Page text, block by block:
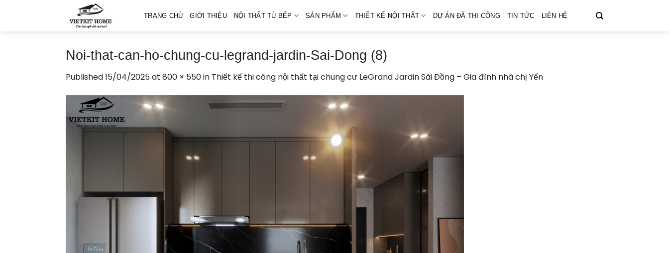
TRANG CHỦ GIỚI THIỆU NỘI THẤT TỦ BẾP SẢN PHẨM THIẾT KẾ NỘI THẤT DỰ ÁN ĐÃ THI CÔNG TIN TỨC LIÊN HỆ
Noi-that-can-ho-chung-cu-legrand-jardin-Sai-Dong (8)
Published15/04/2025at 800 × 550in Thiết kế thi công nội thất tại chung cư LeGrand Jardin Sài Đồng – Gia đình nhà chị Yến